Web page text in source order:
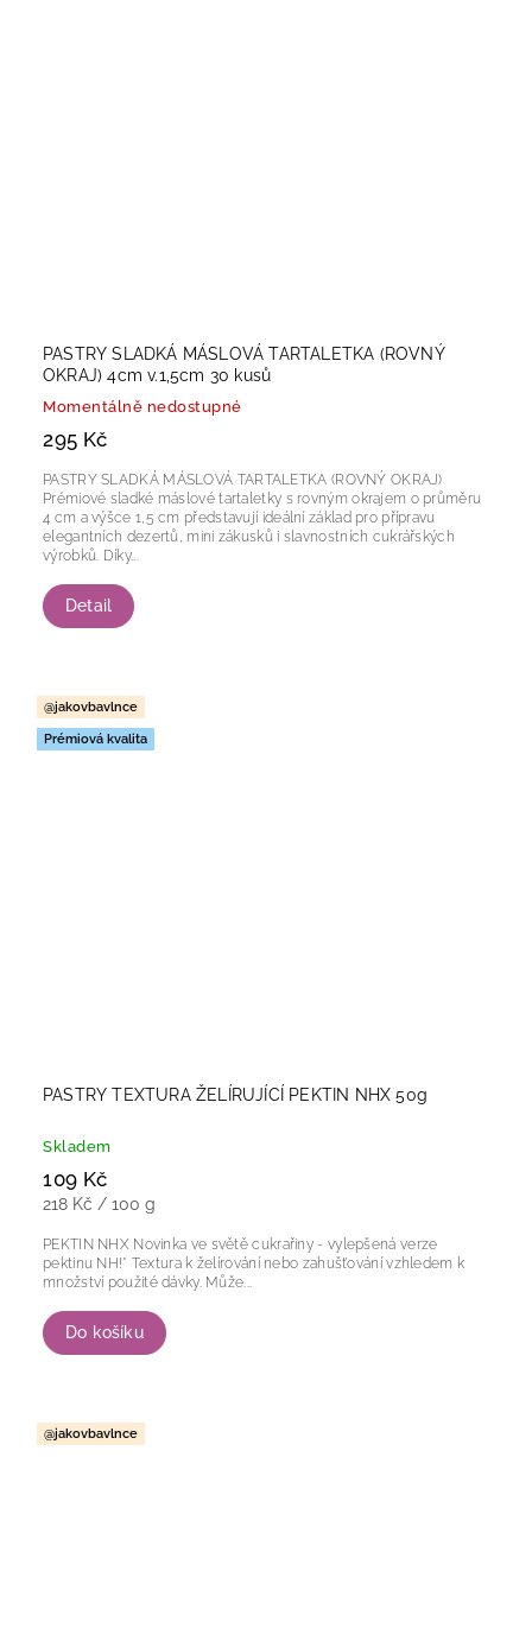
PASTRY SLADKÁ MÁSLOVÁ TARTALETKA (ROVNÝ
OKRAJ) 4cm v.1,5cm 30 kusů
Momentálně nedostupné
295 Kč
Detail
PASTRY SLADKÁ MÁSLOVÁ TARTALETKA (ROVNÝ OKRAJ)
Prémiové sladké máslové tartaletky s rovným okrajem o průměru
4 cm a výšce 1,5 cm představují ideální základ pro přípravu
elegantních dezertů, mini zákusků i slavnostních cukrářských
výrobků. Díky...
@jakovbavlnce
Prémiová kvalita
PASTRY TEXTURA ŽELÍRUJÍCÍ PEKTIN NHX 50g
Skladem
109 Kč
218 Kč / 100 g
Do košíku
PEKTIN NHX Novinka ve světě cukrařiny - vylepšená verze
pektinu NH!* Textura k želírování nebo zahušťování vzhledem k
množství použité dávky. Může...
@jakovbavlnce